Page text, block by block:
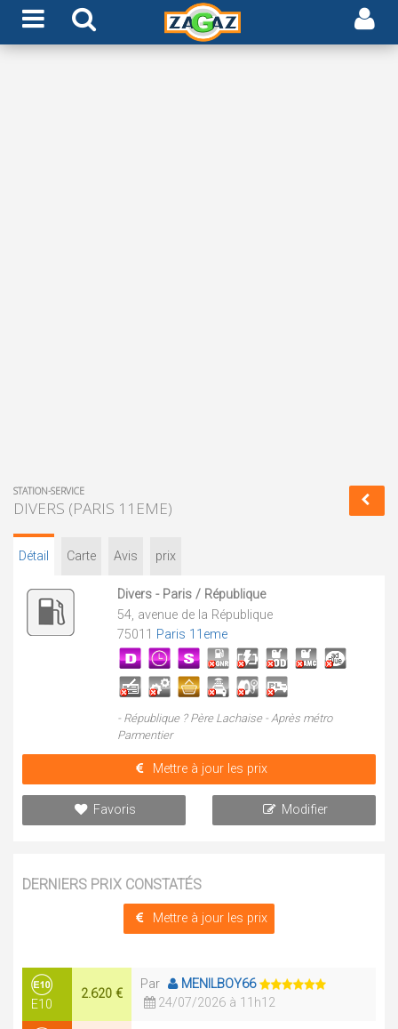
STATION-SERVICE
DIVERS (PARIS 11EME)
Détail Carte Avis prix
Divers - Paris / République
54, avenue de la République
75011 Paris 11eme
- République ? Père Lachaise - Après métro
Parmentier
Mettre à jour les prix
Favoris Modifier
DERNIERS PRIX CONSTATÉS
Mettre à jour les prix
E10
2.620 €
Par
MENILBOY66
24/07/2026 à 11h12